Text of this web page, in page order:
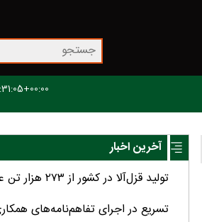
آخرین اخبار
تولید قزل‌آلا در کشور از ۲۷۳ هزار تن عبور کرد
تسریع در اجرای تفاهم‌نامه‌های